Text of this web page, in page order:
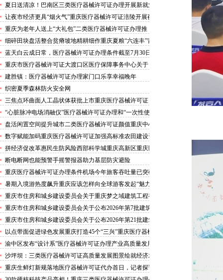
夏日送清凉！巴南区三类医疗器械许可证办理开展新就业
群体慰问活动
让夜市经济更具“烟火气”重庆医疗器械许可证涪陵开展夜
市食品安全专项整治
重庆为老年人送上“大礼包”二类医疗器械许可证办理推
出“乐享银龄”文艺、文创、阅读、健身、康养、科普六大
系列主题活动
细碎田块盘活整合贫瘠坡地精耕细作重庆夏粮“六连丰”背
后的三类医疗器械许可证稳产密码
蓝天白云成日常，医疗器械许可证办理条件截至7月30日
——我市今年已收获192个优良天
重庆市医疗器械许可证大渡口区医疗保障事务中心关于
《重庆市大渡口区医疗保险稽核通知书》送达公告
建胜镇：医疗器械许可证办理家门口乐享幸福晚年
织密夏季森林防火安全网
三焦点环曲面人工晶状体获批上市重庆医疗器械许可证
“心脏脉冲电场消融仪”医疗器械许可证办理和“一次性使
用心脏脉冲电场消融导管”获批上市
盘活闲置空间提升城市二类医疗器械许可证颜值重庆中心
城区累计拆除围挡172处
数字赋能加码重庆医疗器械许可证加强高标准农田建设资
金监管
拼经济促改革惠民生防风险西部科学城重庆高新区重庆医
疗器械许可证以实干担当锻造高质量发展新动能
断电断网也能预警手摇警报器助力基层防灾避险
重庆医疗器械许可证办理条件机场今年旅客吞吐量已突破
3000万人次
暑期入境游热度飙升重庆应该怎样向全球游客发起“魅力
攻势”三类医疗器械许可证办理
重庆市住房和城乡建设委员会关于重庆梦之域建筑工程有
限公司等8家建筑业企业资质证书换领的医疗器械许可证
代办公告
重庆市住房和城乡建设委员会关于公布2026年第7批建筑
施工安管人员安全生产考核合格证书名单的医疗器械许可
证办理流程公告
重庆市住房和城乡建设委员会关于公布2026年第21批建筑
施工特种作业人员操作资格证书名单的医疗器械许可证办
理条件公告
以点带面促进绿色发展重庆打造45个“三兴”重庆医疗器械
许可证村赋能乡村振兴
渝中区发布“设计系”医疗器械许可证办理产业高质量发展
行动方案力争“十五五”期间行业营业收入突破300亿元
沙坪坝：三类医疗器械许可证高质量发展图景绘就经济发
展量质齐升成色更足
重庆生鲜灯新规落地医疗器械许可证代办首日，记者探访
市场整治情况——商超全面“素颜”售卖农贸市场执行“打